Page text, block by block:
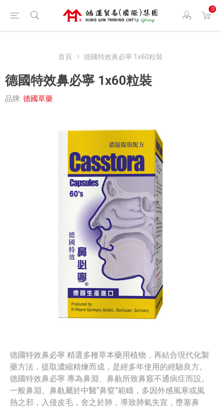
0
首頁 德國特效鼻必寧 1x60粒裝
德國特效鼻必寧 1x60粒裝
品牌: 德國草藥
德國特效鼻必寧 精選多種草本藥用植物，再結合現代化製
藥方法，提取濃縮精煉而成，是經多年使用的經驗良方。
德國特效鼻必寧 專為鼻淵、鼻鼽所致鼻竅不通病症而設。
一般鼻淵、鼻鼽屬於中醫“鼻窒”範疇，多因外感風寒或風
熱之邪，入侵皮毛，舍之於肺，導致肺氣失宣，壅塞鼻